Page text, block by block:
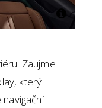
Zaujme
který